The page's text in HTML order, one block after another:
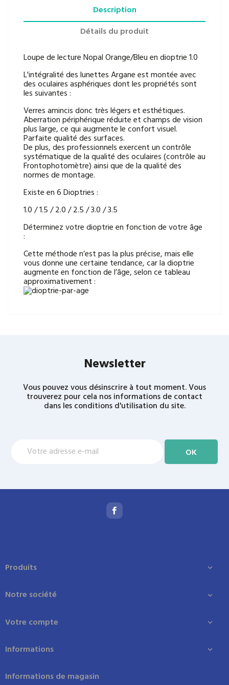
Description
Détails du produit
Loupe de lecture Nopal Orange/Bleu en dioptrie 1.0
L'intégralité des lunettes Argane est montée avec
des oculaires asphériques dont les propriétés sont
les suivantes :
Verres amincis donc très légers et esthétiques.
Aberration périphérique réduite et champs de vision
plus large, ce qui augmente le confort visuel.
Parfaite qualité des surfaces.
De plus, des professionnels exercent un contrôle
systématique de la qualité des oculaires (contrôle au
Frontophotomètre) ainsi que de la qualité des
normes de montage.
Existe en 6 Dioptries :
1.0 / 1.5 / 2.0 / 2.5 / 3.0 / 3.5
Déterminez votre dioptrie en fonction de votre âge
:
Cette méthode n’est pas la plus précise, mais elle
vous donne une certaine tendance, car la dioptrie
augmente en fonction de l’âge, selon ce tableau
approximativement :
Newsletter
Vous pouvez vous désinscrire à tout moment. Vous
trouverez pour cela nos informations de contact
dans les conditions d'utilisation du site.
Produits 
Notre société 
Votre compte 
Informations 
Informations de magasin